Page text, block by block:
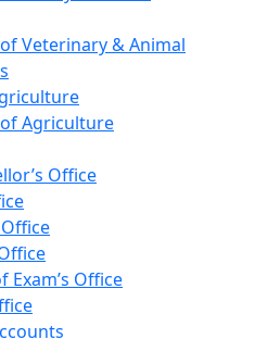
Veterinary & Animal
Agriculture
Office
Exam’s Office